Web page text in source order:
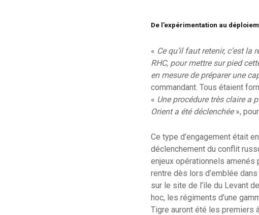
De l’expérimentation au
« Ce qu’il faut retenir, c’est
RHC, pour mettre sur pied
en mesure de préparer une
commandant. Tous étaient
« Une procédure très claire a
Orient a été déclenchée»,
Ce type d’engagement était
déclenchement du conflit
enjeux opérationnels amenés
rentre dès lors d’emblée
sur le site de l’île du Levant
hoc, les régiments d’une
Tigre auront été les premiers